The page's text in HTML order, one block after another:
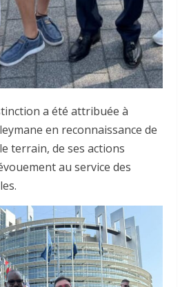
a été attribuée à
en reconnaissance de
terrain, de ses actions
au service des